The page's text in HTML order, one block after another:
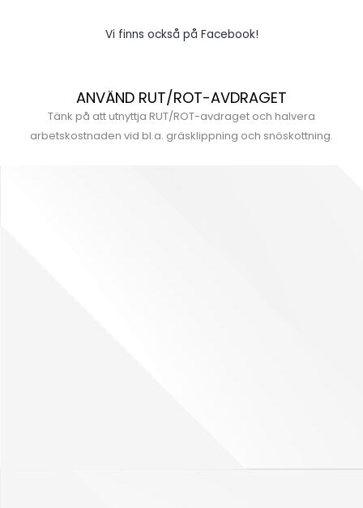
Vi finns också på Facebook!
ANVÄND RUT/ROT-AVDRAGET
Tänk på att utnyttja RUT/ROT-avdraget och halvera
arbetskostnaden vid bl.a. gräsklippning och snöskottning.